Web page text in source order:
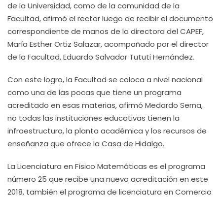
de la Universidad, como de la comunidad de la
Facultad, afirmó el rector luego de recibir el documento
correspondiente de manos de la directora del CAPEF,
María Esther Ortiz Salazar, acompañado por el director
de la Facultad, Eduardo Salvador Tututi Hernández.
Con este logro, la Facultad se coloca a nivel nacional
como una de las pocas que tiene un programa
acreditado en esas materias, afirmó Medardo Serna,
no todas las instituciones educativas tienen la
infraestructura, la planta académica y los recursos de
enseñanza que ofrece la Casa de Hidalgo.
La Licenciatura en Físico Matemáticas es el programa
número 25 que recibe una nueva acreditación en este
2018, también el programa de licenciatura en Comercio